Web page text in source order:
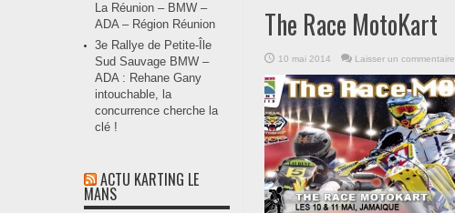
The Race MotoKart
10 mai 2014 Laisser un commentaire
La Réunion – BMW –
ADA – Région Réunion
3e Rallye de Petite-Île
Sud Sauvage BMW –
ADA : Rehane Gany
intouchable, la
concurrence cherche la
clé !
ACTU KARTING LE
MANS